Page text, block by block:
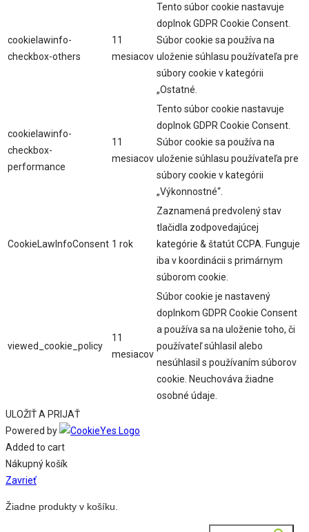
cookielawinfo-
checkbox-others
11
mesiacov
Tento súbor cookie nastavuje
doplnok GDPR Cookie Consent.
Súbor cookie sa používa na
uloženie súhlasu používateľa pre
súbory cookie v kategórii
„Ostatné.
cookielawinfo-
checkbox-
performance
11
mesiacov
Tento súbor cookie nastavuje
doplnok GDPR Cookie Consent.
Súbor cookie sa používa na
uloženie súhlasu používateľa pre
súbory cookie v kategórii
„Výkonnostné“.
CookieLawInfoConsent 1 rok
Zaznamená predvolený stav
tlačidla zodpovedajúcej
kategórie & štatút CCPA. Funguje
iba v koordinácii s primárnym
súborom cookie.
viewed_cookie_policy
11
mesiacov
Súbor cookie je nastavený
doplnkom GDPR Cookie Consent
a používa sa na uloženie toho, či
používateľ súhlasil alebo
nesúhlasil s používaním súborov
cookie. Neuchováva žiadne
osobné údaje.
ULOŽIŤ A PRIJAŤ
Powered by
Added to cart
Nákupný košík
Zavrieť
Žiadne produkty v košíku.